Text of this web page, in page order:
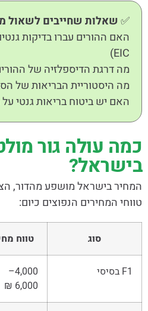
✅שאלות שחייבים לשאול
EIC)
מה דרגת הדיספלזיה של
מה היסטוריית הבריאות של
האם יש ביטוח בריאות גנטי על
כמה עולה גור
בישראל?
המחיר בישראל מושפע מהדור,
טווחי המחירים הנפוצים כיום:
סוג טווח
F1 בסיסי
4,000–
6,000 ₪